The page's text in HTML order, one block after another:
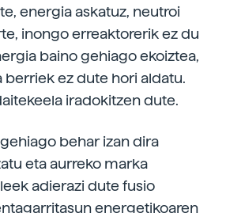
energia askatuz, neutroi
inongo erreaktorerik ez du
baino gehiago ekoiztea,
berriek ez dute hori aldatu.
iradokitzen dute.
behar izan dira
eta aurreko marka
adierazi dute fusio
energetikoaren